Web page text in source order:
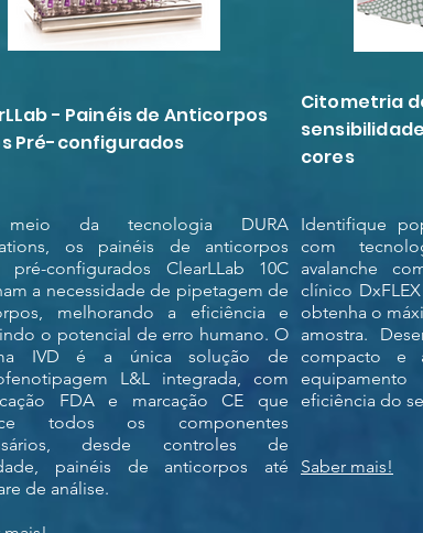
- Painéis de Anticorpos
Pré-configurados
Citometria
cores
da tecnologia DURA
os painéis de anticorpos
pré-configurados ClearLLab 10C
a necessidade de pipetagem de
melhorando a eficiência e
o potencial de erro humano. O
IVD é a única solução de
L&L integrada, com
FDA e marcação CE que
todos os componentes
desde controles de
painéis de anticorpos até
de análise.
Identifique
com
avalanche
clínico
obtenha o
amostra.
compacto e
eficiência do
Saber mais!